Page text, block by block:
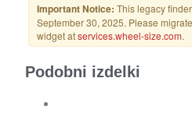
Podobni izdelki